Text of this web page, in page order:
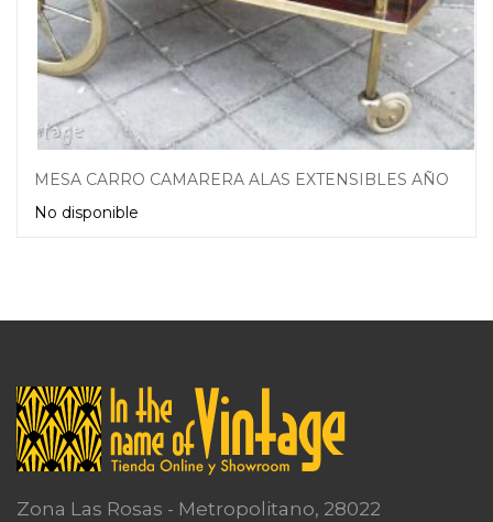
No disponible
Zona Las Rosas - Metropolitano, 28022